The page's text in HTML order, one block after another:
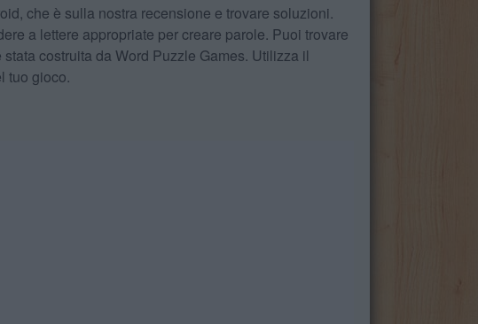
che è sulla nostra recensione e trovare soluzioni.
a lettere appropriate per creare parole. Puoi trovare
costruita da Word Puzzle Games. Utilizza il
tuo gioco.